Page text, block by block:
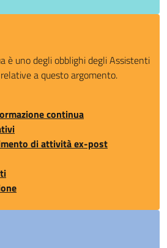
è uno degli obblighi degli Assistenti
a questo argomento.
continua
di attività ex-post